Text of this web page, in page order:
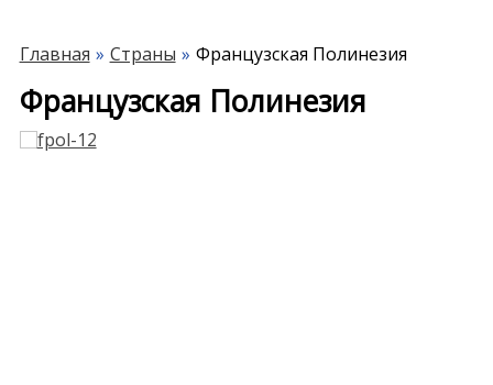
Главная Страны Французская Полинезия
Французская Полинезия